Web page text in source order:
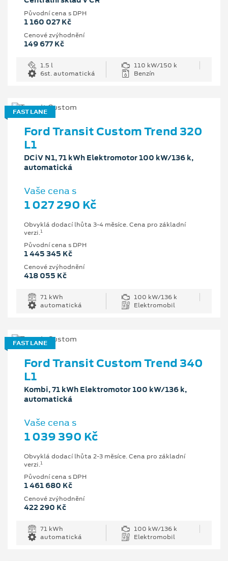
Původní cena s DPH
1 160 027 Kč
Cenové zvýhodnění
149 677 Kč
1.5 l
110 kW/150 k
6st. automatická
Benzín
FAST LANE
Ford Transit Custom Trend 320
L1
DCiV N1, 71 kWh Elektromotor 100 kW/136 k,
automatická
Vaše cena s
1 027 290 Kč
Obvyklá dodací lhůta 3-4 měsíce. Cena pro základní
verzi.1
Původní cena s DPH
1 445 345 Kč
Cenové zvýhodnění
418 055 Kč
71 kWh
100 kW/136 k
automatická
Elektromobil
FAST LANE
Ford Transit Custom Trend 340
L1
Kombi, 71 kWh Elektromotor 100 kW/136 k,
automatická
Vaše cena s
1 039 390 Kč
Obvyklá dodací lhůta 2-3 měsíce. Cena pro základní
verzi.1
Původní cena s DPH
1 461 680 Kč
Cenové zvýhodnění
422 290 Kč
71 kWh
100 kW/136 k
automatická
Elektromobil